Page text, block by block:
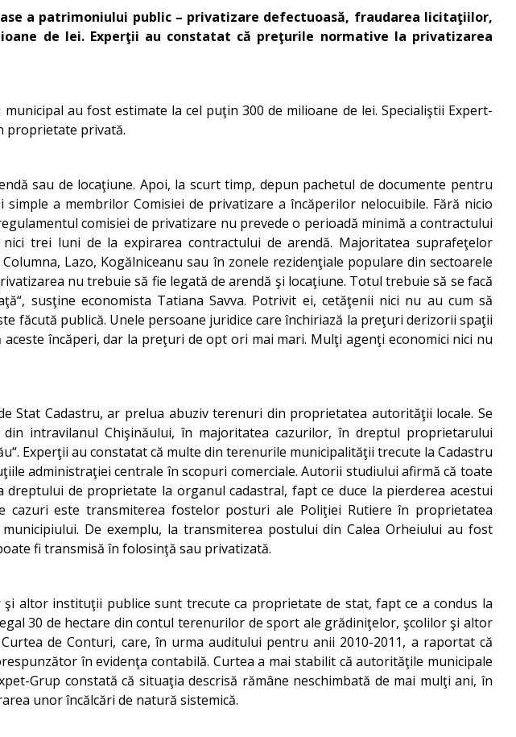
a patrimoniului public – privatizare defectuoasă, fraudarea licitaţiilor,
de lei. Experţii au constatat că preţurile normative la privatizarea
au fost estimate la cel puţin 300 de milioane de lei. Specialiştii Expert-
proprietate privată.
sau de locaţiune. Apoi, la scurt timp, depun pachetul de documente pentru
a membrilor Comisiei de privatizare a încăperilor nelocuibile. Fără nicio
comisiei de privatizare nu prevede o perioadă minimă a contractului
trei luni de la expirarea contractului de arendă. Majoritatea suprafeţelor
Lazo, Kogălniceanu sau în zonele rezidenţiale populare din sectoarele
nu trebuie să fie legată de arendă şi locaţiune. Totul trebuie să se facă
susţine economista Tatiana Savva. Potrivit ei, cetăţenii nici nu au cum să
făcută publică. Unele persoane juridice care închiriază la preţuri derizorii spaţii
încăperi, dar la preţuri de opt ori mai mari. Mulţi agenţi economici nici nu
Stat Cadastru, ar prelua abuziv terenuri din proprietatea autorităţii locale. Se
intravilanul Chişinăului, în majoritatea cazurilor, în dreptul proprietarului
Experţii au constatat că multe din terenurile municipalităţii trecute la Cadastru
administraţiei centrale în scopuri comerciale. Autorii studiului afirmă că toate
de proprietate la organul cadastral, fapt ce duce la pierderea acestui
este transmiterea fostelor posturi ale Poliţiei Rutiere în proprietatea
De exemplu, la transmiterea postului din Calea Orheiului au fost
fi transmisă în folosinţă sau privatizată.
altor instituţii publice sunt trecute ca proprietate de stat, fapt ce a condus la
30 de hectare din contul terenurilor de sport ale grădiniţelor, şcolilor şi altor
de Conturi, care, în urma auditului pentru anii 2010-2011, a raportat că
în evidenţa contabilă. Curtea a mai stabilit că autorităţile municipale
Grup constată că situaţia descrisă rămâne neschimbată de mai mulţi ani, în
unor încălcări de natură sistemică.